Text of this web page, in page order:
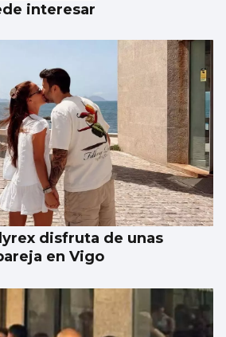
interesar
disfruta de unas
en Vigo